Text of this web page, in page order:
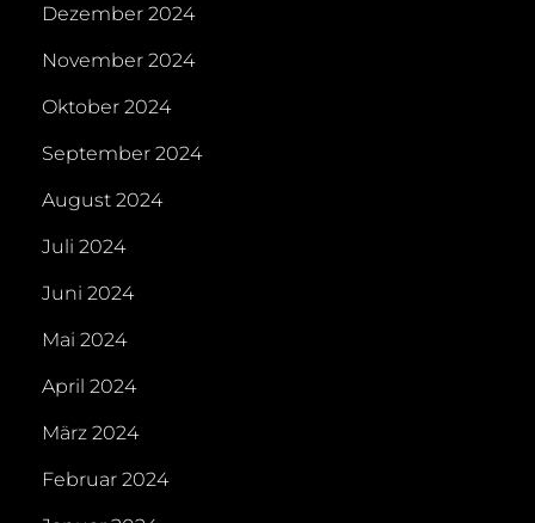
Dezember 2024
November 2024
Oktober 2024
September 2024
August 2024
Juli 2024
Juni 2024
Mai 2024
April 2024
März 2024
Februar 2024